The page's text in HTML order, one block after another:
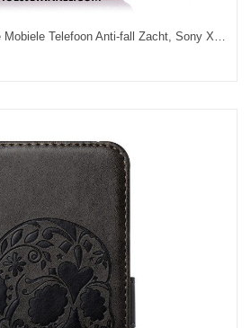
Sony Xperia Xa1 Hoesje Mobiele Telefoon Anti-fall Zacht, Sony Xperia Xa1 Hoesje Bescherming Leren Etui Braun